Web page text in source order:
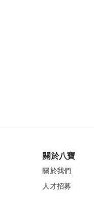
關於八寶
關於我們
人才招募